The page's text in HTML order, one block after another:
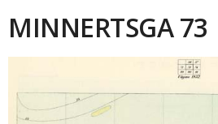
MINNERTSGA 73